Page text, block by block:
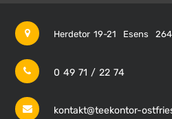
Herdetor 19-21 Esens
0 49 71 / 22 74
kontakt@teekontor-